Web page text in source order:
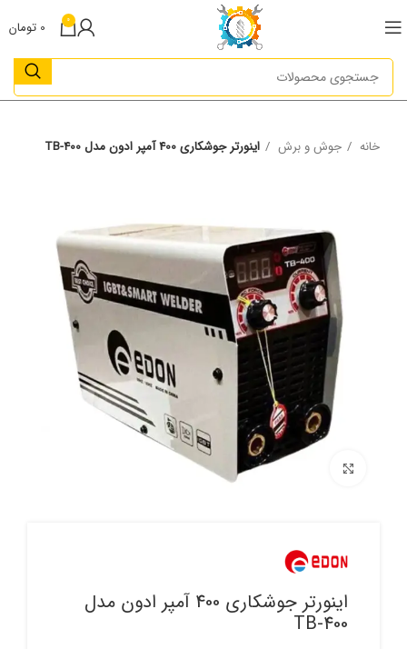
0
0 تومان
خانه جوش و برش اینورتر جوشکاری 400 آمپر ادون مدل TB-400
برای بزرگنمایی کلیک کنید
اینورتر جوشکاری 400 آمپر ادون مدل
TB-400